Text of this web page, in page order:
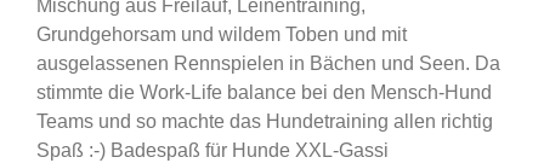
Mischung aus Freilauf, Leinentraining,
Grundgehorsam und wildem Toben und mit
ausgelassenen Rennspielen in Bächen und Seen. Da
stimmte die Work-Life balance bei den Mensch-Hund
Teams und so machte das Hundetraining allen richtig
Spaß :-) Badespaß für Hunde XXL-Gassi